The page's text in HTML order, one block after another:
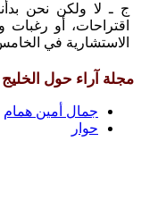
ج ـ لا ولكن نحن
اقتراحات، أو رغبات
الاستشارية في
مجلة آراء حول الخليج
جمال أمين همام
حوار